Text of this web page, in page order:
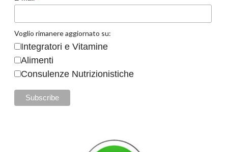
Voglio rimanere aggiornato su:
Integratori e Vitamine
Alimenti
Consulenze Nutrizionistiche